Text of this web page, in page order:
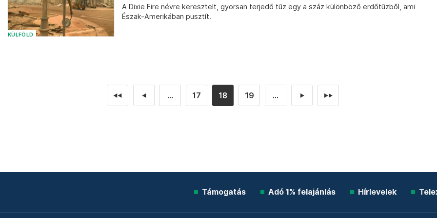
KÜLFÖLD
A Dixie Fire névre keresztelt, gyorsan terjedő tűz egy a száz különböző erdőtűzből, ami
Észak-Amerikában pusztít.
◄◄ ◄ ... 17 18 19 ... ► ►►
Támogatás Adó 1% felajánlás Hírlevelek